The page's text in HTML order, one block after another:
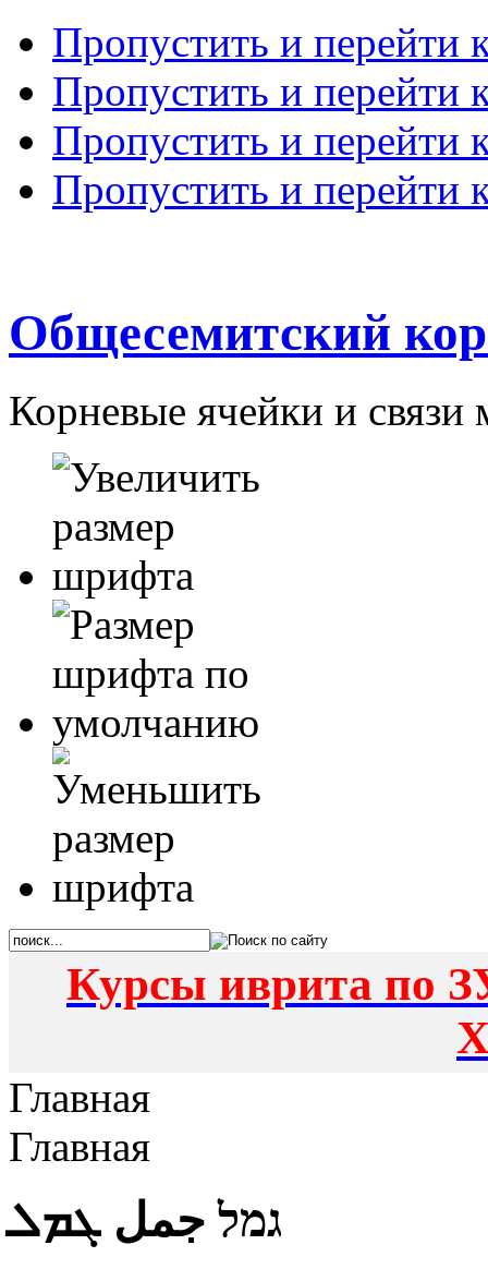
Пропустить и перейти
Пропустить и перейти
Пропустить и перейти
Пропустить и перейти
Общесемитский
Корневые ячейки и
Курсы иврита по
Главная
Главная
גמל جمل ܓܡܠ